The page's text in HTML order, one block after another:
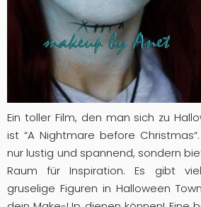
Ein toller Film, den man sich zu
ist “A Nightmare before
nur lustig und spannend, sondern
Raum für Inspiration. Es gibt
gruselige Figuren in Halloween